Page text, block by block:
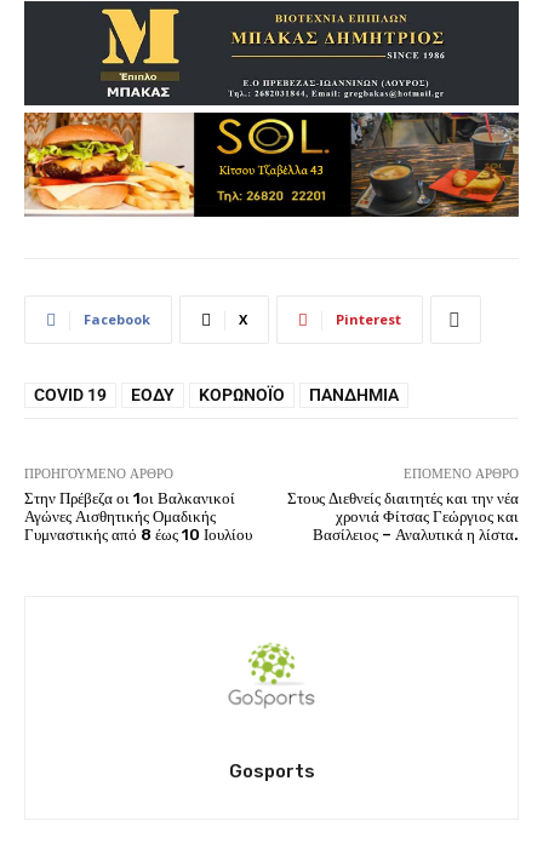
Facebook X Pinterest
COVID 19 ΕΟΔΥ ΚΟΡΩΝΟΪΌ ΠΑΝΔΗΜΊΑ
ΠΡΟΗΓΟΎΜΕΝΟ ΆΡΘΡΟ
Στην Πρέβεζα οι 1οι Βαλκανικοί
Αγώνες Αισθητικής Ομαδικής
Γυμναστικής από 8 έως 10 Ιουλίου
ΕΠΌΜΕΝΟ ΆΡΘΡΟ
Στους Διεθνείς διαιτητές και την νέα
χρονιά Φίτσας Γεώργιος και
Βασίλειος – Αναλυτικά η λίστα.
Gosports